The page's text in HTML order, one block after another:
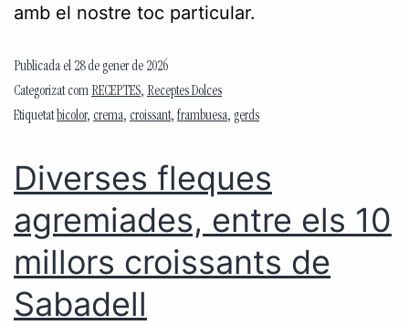
amb el nostre toc particular.
Publicada el 28 de gener de 2026
Categorizat com RECEPTES, Receptes Dolces
Etiquetatbicolor, crema, croissant, frambuesa, gerds
Diverses fleques
agremiades, entre els 10
millors croissants de
Sabadell